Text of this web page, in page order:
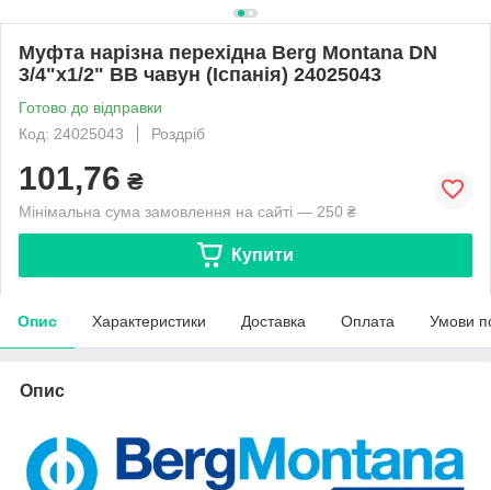
Муфта нарізна перехідна Berg Montana DN
3/4"х1/2" ВВ чавун (Іспанія) 24025043
Готово до відправки
Код: 24025043
Роздріб
101,76 ₴
Мінімальна сума замовлення на сайті — 250 ₴
Купити
Опис Характеристики Доставка Оплата Умови
Опис